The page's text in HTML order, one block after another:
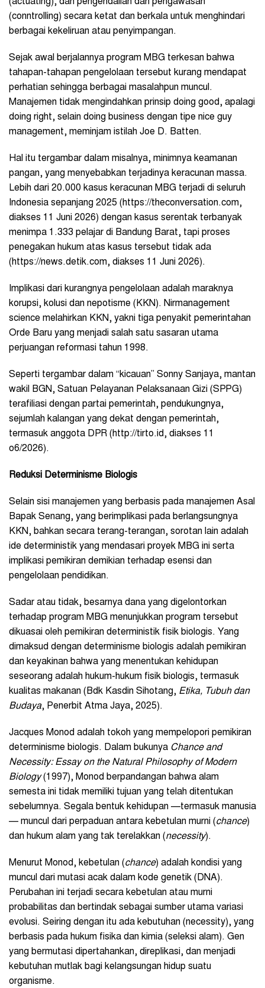
(conntrolling) secara ketat dan berkala untuk menghindari
berbagai kekeliruan atau penyimpangan.
Sejak awal berjalannya program MBG terkesan bahwa
tahapan-tahapan pengelolaan tersebut kurang mendapat
perhatian sehingga berbagai masalahpun muncul.
Manajemen tidak mengindahkan prinsip doing good, apalagi
doing right, selain doing business dengan tipe nice guy
management, meminjam istilah Joe D. Batten.
Hal itu tergambar dalam misalnya, minimnya keamanan
pangan, yang menyebabkan terjadinya keracunan massa.
Lebih dari 20.000 kasus keracunan MBG terjadi di seluruh
Indonesia sepanjang 2025 (https://theconversation.com,
diakses 11 Juni 2026) dengan kasus serentak terbanyak
menimpa 1.333 pelajar di Bandung Barat, tapi proses
penegakan hukum atas kasus tersebut tidak ada
(https://news.detik.com, diakses 11 Juni 2026).
Implikasi dari kurangnya pengelolaan adalah maraknya
korupsi, kolusi dan nepotisme (KKN). Nirmanagement
science melahirkan KKN, yakni tiga penyakit pemerintahan
Orde Baru yang menjadi salah satu sasaran utama
perjuangan reformasi tahun 1998.
Seperti tergambar dalam “kicauan” Sonny Sanjaya, mantan
wakil BGN, Satuan Pelayanan Pelaksanaan Gizi (SPPG)
terafiliasi dengan partai pemerintah, pendukungnya,
sejumlah kalangan yang dekat dengan pemerintah,
termasuk anggota DPR (http://tirto.id, diakses 11
o6/2026).
Reduksi Determinisme Biologis
Selain sisi manajemen yang berbasis pada manajemen Asal
Bapak Senang, yang berimplikasi pada berlangsungnya
KKN, bahkan secara terang-terangan, sorotan lain adalah
ide deterministik yang mendasari proyek MBG ini serta
implikasi pemikiran demikian terhadap esensi dan
pengelolaan pendidikan.
Sadar atau tidak, besarnya dana yang digelontorkan
terhadap program MBG menunjukkan program tersebut
dikuasai oleh pemikiran deterministik fisik biologis. Yang
dimaksud dengan determinisme biologis adalah pemikiran
dan keyakinan bahwa yang menentukan kehidupan
seseorang adalah hukum-hukum fisik biologis, termasuk
kualitas makanan (Bdk Kasdin Sihotang, Etika, Tubuh dan
Budaya, Penerbit Atma Jaya, 2025).
Jacques Monod adalah tokoh yang mempelopori pemikiran
determinisme biologis. Dalam bukunya Chance and
Necessity: Essay on the Natural Philosophy of Modern
Biology(1997), Monod berpandangan bahwa alam
semesta ini tidak memiliki tujuan yang telah ditentukan
sebelumnya. Segala bentuk kehidupan —termasuk manusia
— muncul dari perpaduan antara kebetulan murni (chance)
dan hukum alam yang tak terelakkan (necessity).
Menurut Monod, kebetulan (chance) adalah kondisi yang
muncul dari mutasi acak dalam kode genetik (DNA).
Perubahan ini terjadi secara kebetulan atau murni
probabilitas dan bertindak sebagai sumber utama variasi
evolusi. Seiring dengan itu ada kebutuhan (necessity), yang
berbasis pada hukum fisika dan kimia (seleksi alam). Gen
yang bermutasi dipertahankan, direplikasi, dan menjadi
kebutuhan mutlak bagi kelangsungan hidup suatu
organisme.